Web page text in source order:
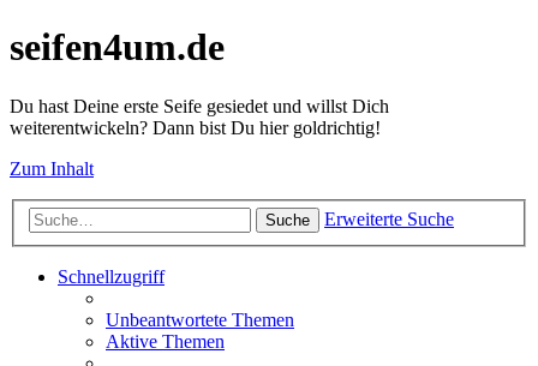
seifen4um.de
Du hast Deine erste Seife gesiedet und willst Dich
weiterentwickeln? Dann bist Du hier goldrichtig!
Zum Inhalt
Suche Erweiterte Suche
Schnellzugriff
Unbeantwortete Themen
Aktive Themen